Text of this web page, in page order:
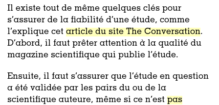
Il existe tout de même quelques clés pour
s’assurer de la fiabilité d’une étude, comme
l’explique cet article du site The Conversation.
D’abord, il faut prêter attention à la qualité du
magazine scientifique qui publie l’étude.
Ensuite, il faut s’assurer que l’étude en question
a été validée par les pairs du ou de la
scientifique auteure, même si ce n’est pas